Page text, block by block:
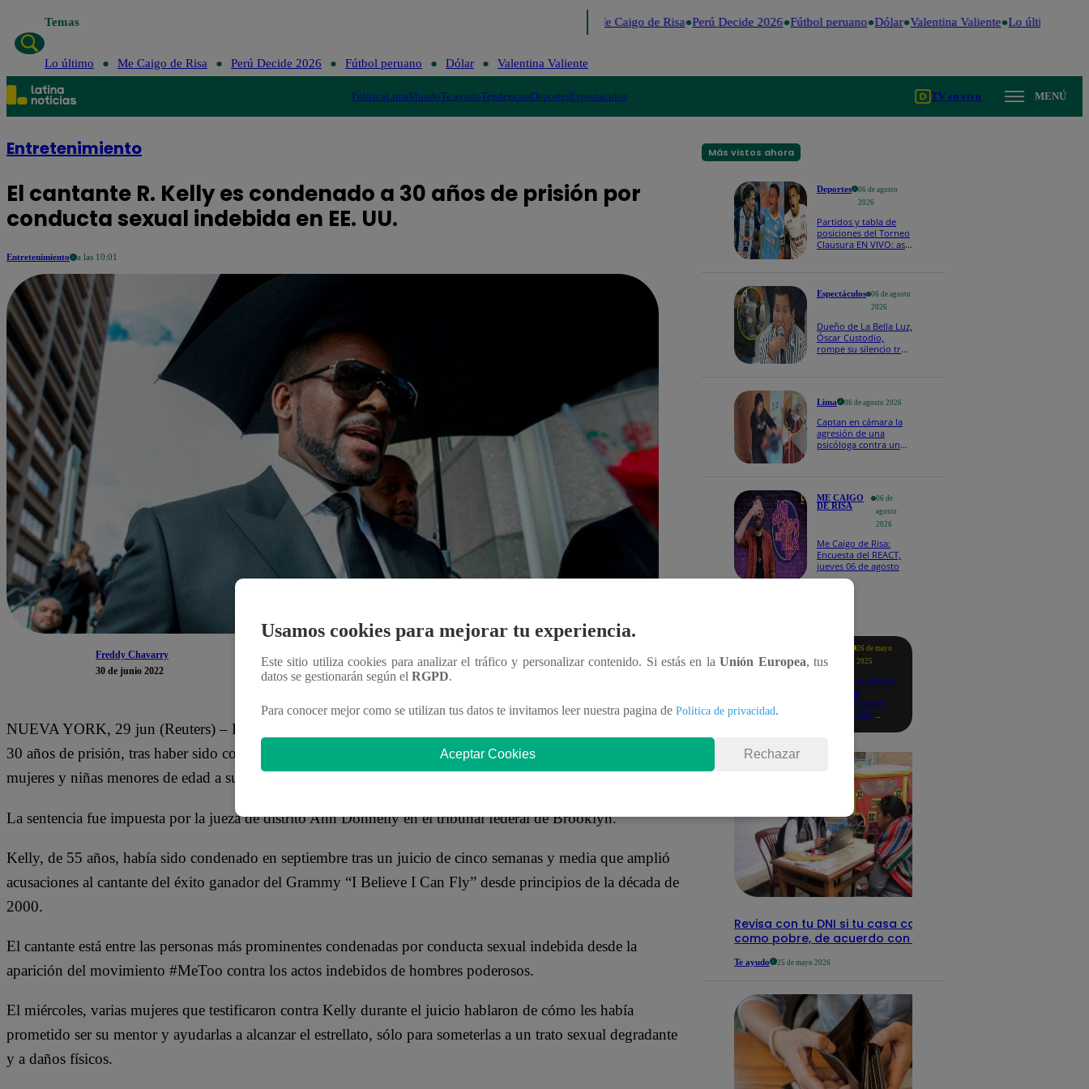
Temas Me Caigo de Risa Perú Decide 2026 Fútbol peruano Dólar Valentina Valiente Lo último
Lo último Me Caigo de Risa Perú Decide 2026 Fútbol peruano Dólar Valentina Valiente
PolíticaLimaMundoTe ayudoTendenciasDeportesEspectáculos TV en vivo MENÚ
Entretenimiento
El cantante R. Kelly es condenado a 30 años de prisión por
conducta sexual indebida en EE. UU.
Entretenimiento a las 10:01
Freddy Chavarry
30 de junio 2022
Compartir
NUEVA YORK, 29 jun (Reuters) – El cantante de R&B multiplatino
30 años de prisión, tras haber sido condenado por usar su estrellato y riqueza durante décadas para atraer a
mujeres y niñas menores de edad a su órbita para
La sentencia fue impuesta por la jueza de distrito Ann Donnelly en el tribunal federal de Brooklyn.
Kelly, de 55 años, había sido condenado en septiembre tras un juicio de cinco semanas y media que amplió
acusaciones al cantante del éxito ganador del Grammy “I Believe I Can Fly” desde principios de la década de
2000.
El cantante está entre las personas más prominentes condenadas por conducta sexual indebida desde la
aparición del movimiento #MeToo contra los actos indebidos de hombres poderosos.
El miércoles, varias mujeres que testificaron contra Kelly durante el juicio hablaron de cómo les había
prometido ser su mentor y ayudarlas a alcanzar el estrellato, sólo para someterlas a un trato sexual degradante
y a daños físicos.
Más vistos ahora
Deportes
06 de agosto
2026
Partidos y tabla de
posiciones del Torneo
Clausura EN VIVO: así
Espectáculos
06 de agosto
2026
Dueño de La Bella Luz,
Óscar Custodio,
rompe su silencio tras
Lima 06 de agosto 2026
Captan en cámara la
agresión de una
psicóloga contra un
ME CAIGO
DE RISA
06 de
agosto
2026
Me Caigo de Risa:
Encuesta del REACT,
jueves 06 de agosto
26 de mayo
2025
Revisa si tienes
deudas
consultando
con tu DNI:
detalles
Revisa con tu DNI si tu casa califica
como pobre, de acuerdo con el Sisfoh
Te ayudo 25 de mayo 2026
Usamos cookies para mejorar tu experiencia.
Este sitio utiliza cookies para analizar el tráfico y personalizar contenido. Si estás en laUnión Europea, tus
datos se gestionarán según el RGPD.
Para conocer mejor como se utilizan tus datos te invitamos leer nuestra pagina de Política de privacidad.
Aceptar Cookies Rechazar